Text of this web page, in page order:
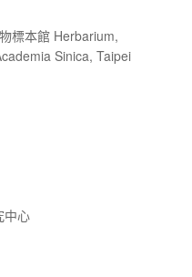
標本館 Herbarium,
Sinica, Taipei
中心